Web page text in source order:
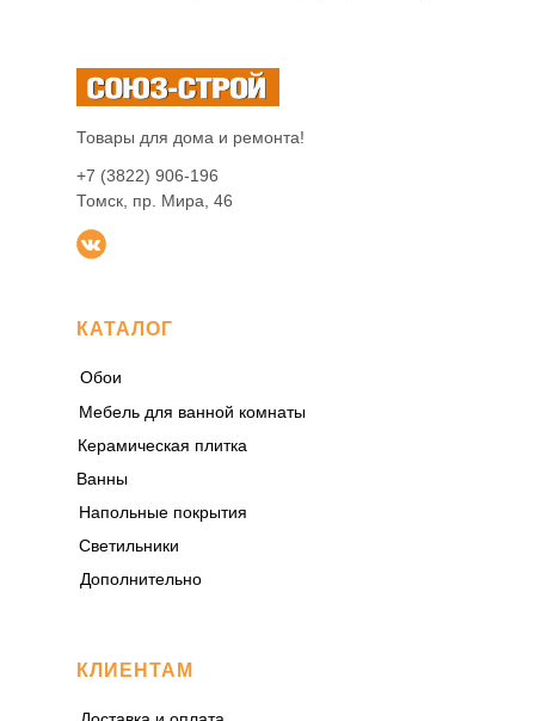
КАТАЛОГ
КЛИЕНТАМ
Товары для дома и ремонта!
Обои
Мебель для ванной комнаты
+7 (3822) 906-196
Томск, пр. Мира, 46
Напольные покрытия
Светильники
Дополнительно
Керамическая плитка
Ванны